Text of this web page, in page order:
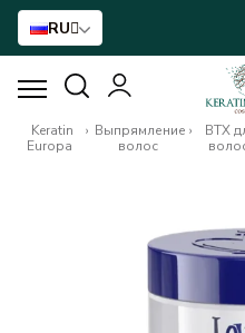
RU
КУРС ПО
ВЫПРЯМЛЕНИЕ ВОЛОС
РЕКОНСТРУКЦИЯ ДЛЯ
Keratin
Europa
› Выпрямление
волос
›
BTX